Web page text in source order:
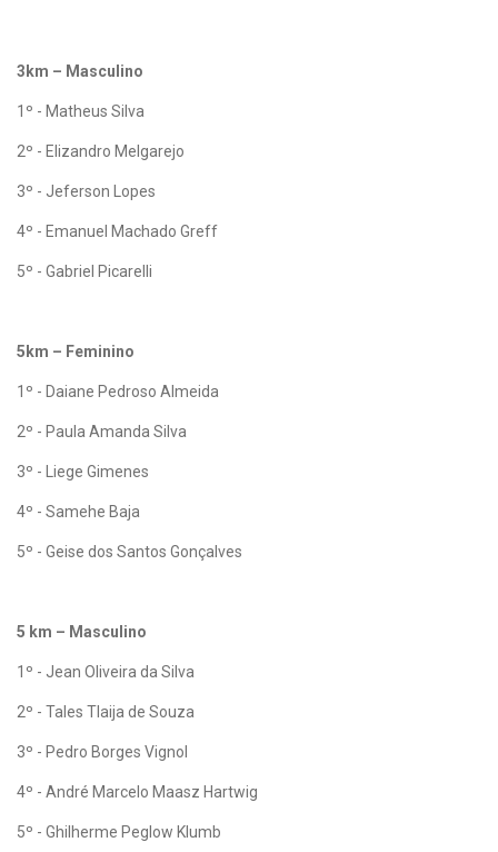
3km – Masculino
1º - Matheus Silva
2º - Elizandro Melgarejo
3º - Jeferson Lopes
4º - Emanuel Machado Greff
5º - Gabriel Picarelli
5km – Feminino
1º - Daiane Pedroso Almeida
2º - Paula Amanda Silva
3º - Liege Gimenes
4º - Samehe Baja
5º - Geise dos Santos Gonçalves
5 km – Masculino
1º - Jean Oliveira da Silva
2º - Tales Tlaija de Souza
3º - Pedro Borges Vignol
4º - André Marcelo Maasz Hartwig
5º - Ghilherme Peglow Klumb